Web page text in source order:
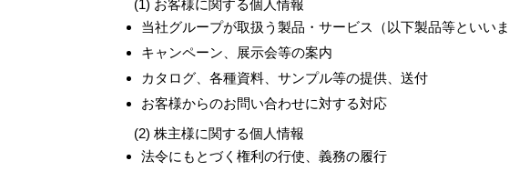
お客様に関する個人情報
当社グループが取扱う製品・サービス（以下製品等といい
キャンペーン、展示会等の案内
カタログ、各種資料、サンプル等の提供、送付
お客様からのお問い合わせに対する対応
株主様に関する個人情報
法令にもとづく権利の行使、義務の履行